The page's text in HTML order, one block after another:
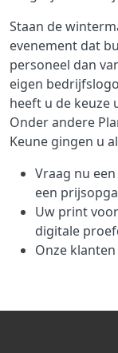
Staan de
evenement dat
personeel dan
eigen
heeft u de keuze
Onder andere
Keune gingen u
Vraag nu
een
Uw print
digitale
Onze